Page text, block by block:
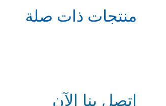
منتجات ذات صلة